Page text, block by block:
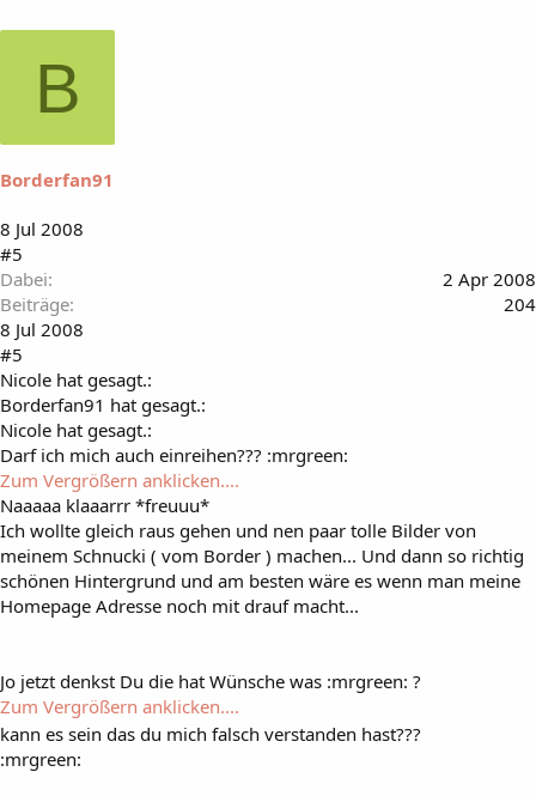
B
Borderfan91
8 Jul 2008
#5
Dabei
2 Apr 2008
Beiträge
204
8 Jul 2008
#5
Nicole hat gesagt.:
Borderfan91 hat gesagt.:
Nicole hat gesagt.:
Darf ich mich auch einreihen??? :mrgreen:
Zum Vergrößern anklicken....
Naaaaa klaaarrr *freuuu*
Ich wollte gleich raus gehen und nen paar tolle Bilder von
meinem Schnucki ( vom Border ) machen... Und dann so richtig
schönen Hintergrund und am besten wäre es wenn man meine
Homepage Adresse noch mit drauf macht...
Jo jetzt denkst Du die hat Wünsche was :mrgreen: ?
Zum Vergrößern anklicken....
kann es sein das du mich falsch verstanden hast???
:mrgreen: